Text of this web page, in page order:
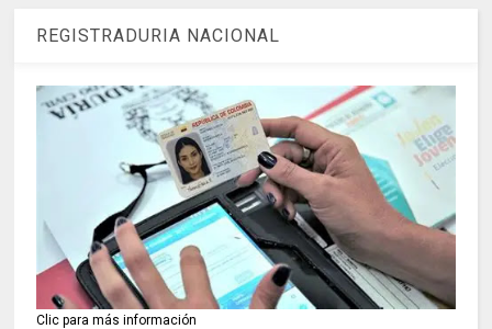
REGISTRADURIA NACIONAL
Clic para más información